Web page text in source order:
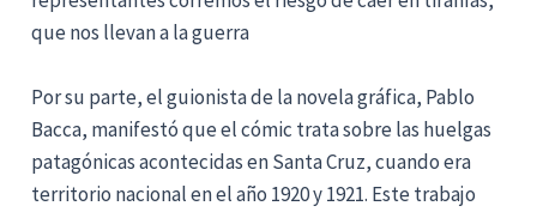
que nos llevan a la guerra
Por su parte, el guionista de la novela gráfica, Pablo
Bacca, manifestó que el cómic trata sobre las huelgas
patagónicas acontecidas en Santa Cruz, cuando era
territorio nacional en el año 1920 y 1921. Este trabajo